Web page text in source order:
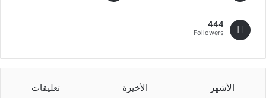
444
Followers
الأشهر الأخيرة تعليقات